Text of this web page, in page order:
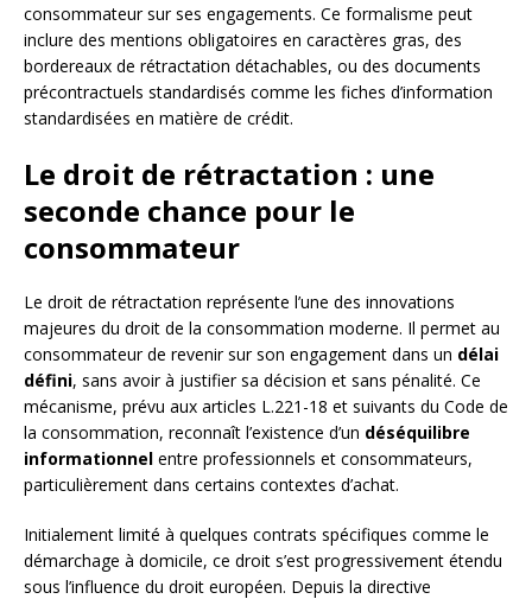
consommateur sur ses engagements. Ce formalisme peut
inclure des mentions obligatoires en caractères gras, des
bordereaux de rétractation détachables, ou des documents
précontractuels standardisés comme les fiches d’information
standardisées en matière de crédit.
Le droit de rétractation : une
seconde chance pour le
consommateur
Le droit de rétractation représente l’une des innovations
majeures du droit de la consommation moderne. Il permet au
consommateur de revenir sur son engagement dans un délai
défini, sans avoir à justifier sa décision et sans pénalité. Ce
mécanisme, prévu aux articles L.221-18 et suivants du Code de
la consommation, reconnaît l’existence d’un déséquilibre
informationnel entre professionnels et consommateurs,
particulièrement dans certains contextes d’achat.
Initialement limité à quelques contrats spécifiques comme le
démarchage à domicile, ce droit s’est progressivement étendu
sous l’influence du droit européen. Depuis la directive